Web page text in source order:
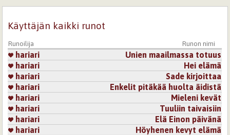
20.1.2025 13:51anja.tuomi
Taivas itkee ihmisten tähden.
28.6.2026 10:11arlette
Herkkää luontorunoutta.
Kirjaudutai kommentoidaksesi
Käyttäjän kaikki runot
Runoilija Runon nimi
hariari
Unien maailmassa totuus
hariari
Hei elämä
hariari
Sade kirjoittaa
hariari
Enkelit pitäkää huolta äidistä
hariari
Mieleni kevät
hariari
Tuuliin taivaisiin
hariari
Elä Einon päivänä
hariari
Höyhenen kevyt elämä